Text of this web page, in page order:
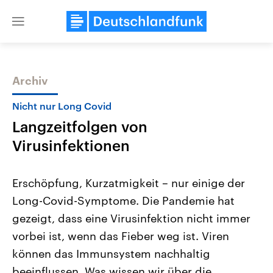
Close
Themen
Landtagswahl Sachsen-Anhalt
2026
Alle Informationen
Sachsen-Anhalt wählt am 6.
September 2026 einen neuen
Landtag. Seit 2021 wird das
Bundesland von einer Koalition aus
USA
Aktuelle Beiträge,
Hintergründe
Wirtschaftlich und
gehören die Vereinigten
den mächtigsten Ländern
mit großem Einfluss auf
Archiv
Nicht nur Long Covid
Langzeitfolgen von
Virusinfektionen
Erschöpfung, Kurzatmigkeit – nur einige der
Long-Covid-Symptome. Die Pandemie hat
gezeigt, dass eine Virusinfektion nicht immer
vorbei ist, wenn das Fieber weg ist. Viren
können das Immunsystem nachhaltig